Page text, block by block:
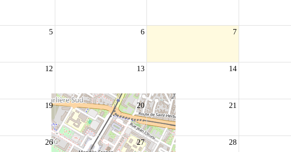
5 6 7
12 13 14
19 20 21
26 27 28